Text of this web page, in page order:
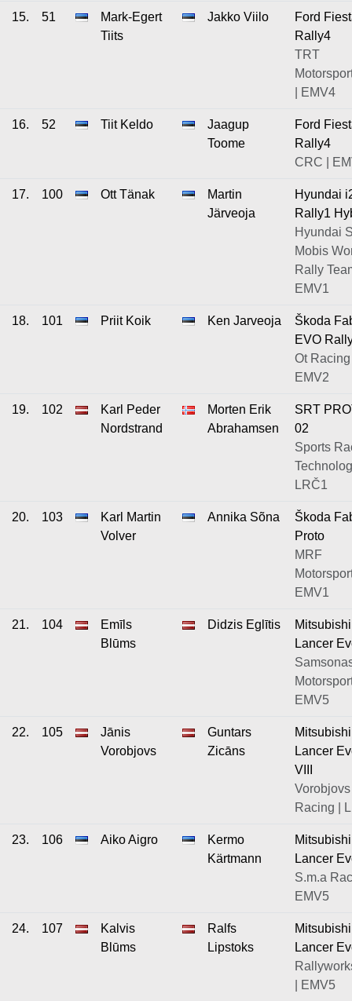
15. 51
Mark-Egert
Tiits
Jakko Viilo
Ford
Rally4
TRT
| EMV4
16. 52 Tiit Keldo
Jaagup
Toome
Ford
Rally4
CRC |
17. 100 Ott Tänak
Martin
Järveoja
Hyundai
Rally1
Hyundai
Mobis
Rally
EMV1
18. 101 Priit Koik Ken Jarveoja
Škoda
EVO
Ot
EMV2
19. 102
Karl Peder
Nordstrand
Morten Erik
Abrahamsen
SRT
02
Sports
LRČ1
20. 103
Karl Martin
Volver
Annika Sõna
Škoda
Proto
MRF
EMV1
21. 104
Emīls
Blūms
Didzis Eglītis
Mitsubishi
Lancer
EMV5
22. 105
Jānis
Vorobjovs
Guntars
Zicāns
Mitsubishi
Lancer
VIII
Vorobjovs
Racing |
23. 106 Aiko Aigro
Kermo
Kärtmann
Mitsubishi
Lancer
S.m.a
EMV5
24. 107
Kalvis
Blūms
Ralfs
Lipstoks
Mitsubishi
Lancer
| EMV5